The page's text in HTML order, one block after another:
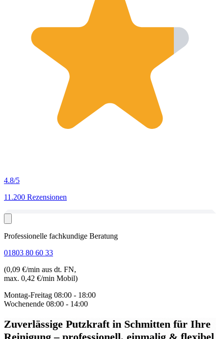
4.8/5
11.200 Rezensionen
Professionelle fachkundige Beratung
01803 80 60 33
(0,09 €/min aus dt. FN,
max. 0,42 €/min Mobil)
Montag-Freitag 08:00 - 18:00
Wochenende 08:00 - 14:00
Zuverlässige Putzkraft in Schmitten für Ihre